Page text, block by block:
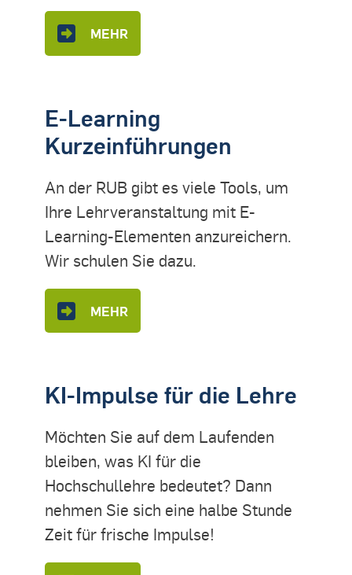
MEHR
E-Learning
Kurzeinführungen
An der RUB gibt es viele Tools, um
Ihre Lehrveranstaltung mit E-
Learning-Elementen anzureichern.
Wir schulen Sie dazu.
MEHR
KI-Impulse für die Lehre
Möchten Sie auf dem Laufenden
bleiben, was KI für die
Hochschullehre bedeutet? Dann
nehmen Sie sich eine halbe Stunde
Zeit für frische Impulse!